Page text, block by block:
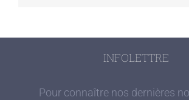
INFOLETTRE
Pour connaître nos dernières